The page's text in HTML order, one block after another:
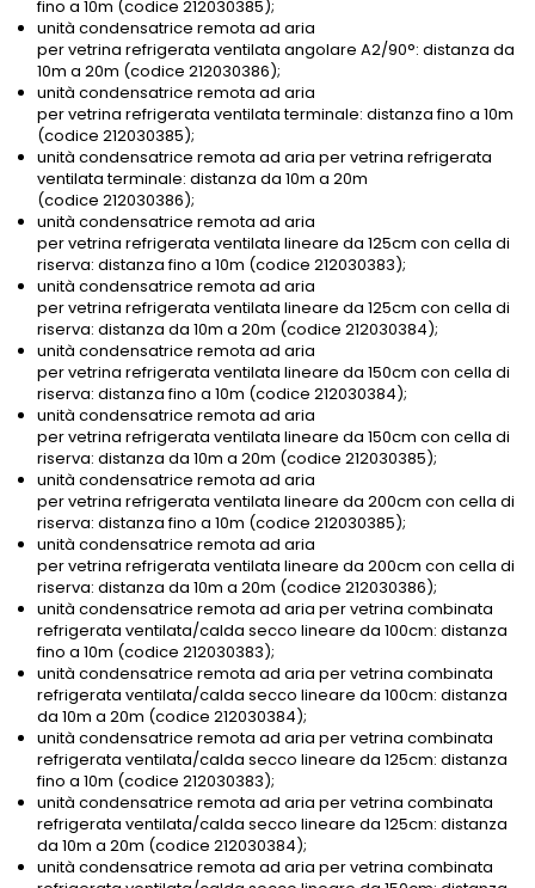
fino a 10m (codice 212030385);
unità condensatrice remota ad aria
per vetrina refrigerata ventilata angolare A2/90°: distanza da
10m a 20m (codice 212030386);
unità condensatrice remota ad aria
per vetrina refrigerata ventilata terminale: distanza fino a 10m
(codice 212030385);
unità condensatrice remota ad aria per vetrina refrigerata
ventilata terminale: distanza da 10m a 20m
(codice 212030386);
unità condensatrice remota ad aria
per vetrina refrigerata ventilata lineare da 125cm con cella di
riserva: distanza fino a 10m (codice 212030383);
unità condensatrice remota ad aria
per vetrina refrigerata ventilata lineare da 125cm con cella di
riserva: distanza da 10m a 20m (codice 212030384);
unità condensatrice remota ad aria
per vetrina refrigerata ventilata lineare da 150cm con cella di
riserva: distanza fino a 10m (codice 212030384);
unità condensatrice remota ad aria
per vetrina refrigerata ventilata lineare da 150cm con cella di
riserva: distanza da 10m a 20m (codice 212030385);
unità condensatrice remota ad aria
per vetrina refrigerata ventilata lineare da 200cm con cella di
riserva: distanza fino a 10m (codice 212030385);
unità condensatrice remota ad aria
per vetrina refrigerata ventilata lineare da 200cm con cella di
riserva: distanza da 10m a 20m (codice 212030386);
unità condensatrice remota ad aria per vetrina combinata
refrigerata ventilata/calda secco lineare da 100cm: distanza
fino a 10m (codice 212030383);
unità condensatrice remota ad aria per vetrina combinata
refrigerata ventilata/calda secco lineare da 100cm: distanza
da 10m a 20m (codice 212030384);
unità condensatrice remota ad aria per vetrina combinata
refrigerata ventilata/calda secco lineare da 125cm: distanza
fino a 10m (codice 212030383);
unità condensatrice remota ad aria per vetrina combinata
refrigerata ventilata/calda secco lineare da 125cm: distanza
da 10m a 20m (codice 212030384);
unità condensatrice remota ad aria per vetrina combinata